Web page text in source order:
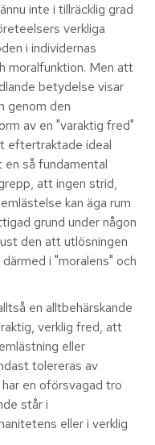
inte i tillräcklig grad
verkliga
i individernas
moralfunktion. Men att
betydelse visar
genom den
av en "varaktig fred"
eftertraktade ideal
så fundamental
att ingen strid,
kan äga rum
grund under någon
den att utlösningen
i "moralens" och
en alltbehärskande
verklig fred, att
eller
tolereras av
har en oförsvagad tro
står i
eller i verklig